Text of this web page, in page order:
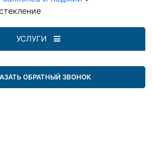
УСЛУГИ
ОБРАТНЫЙ ЗВОНОК